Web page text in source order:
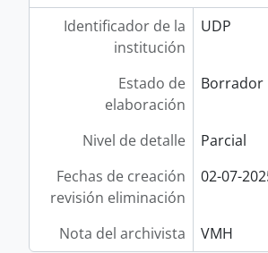
Identificador de la
institución
UDP
Estado de
elaboración
Borrador
Nivel de detalle
Parcial
Fechas de creación
revisión eliminación
02-07-
Nota del archivista VMH